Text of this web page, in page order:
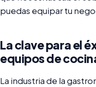
puedas equipar tu
La clave para el
equipos de
La industria de la